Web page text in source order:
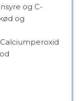
og C-
og
Calciumperoxid